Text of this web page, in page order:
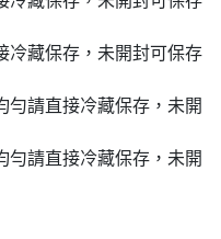
保存，未開封可保存
勻請直接冷藏保存，未開
直接冷藏保存，未開